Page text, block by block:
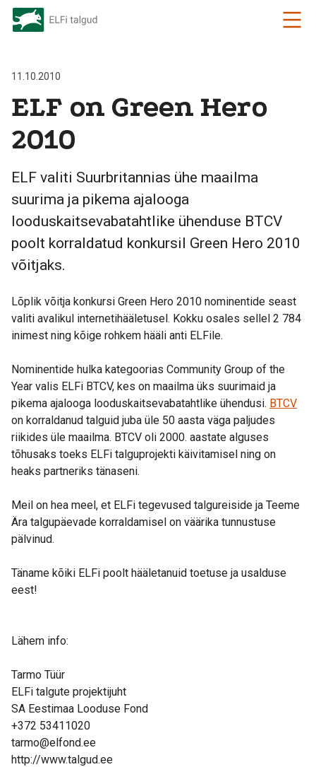
11.10.2010
ELF on Green Hero
2010
ELF valiti Suurbritannias ühe maailma
suurima ja pikema ajalooga
looduskaitsevabatahtlike ühenduse BTCV
poolt korraldatud konkursil Green Hero 2010
võitjaks.
Lõplik võitja konkursi Green Hero 2010 nominentide seast
valiti avalikul internetihääletusel. Kokku osales sellel 2 784
inimest ning kõige rohkem hääli anti ELFile.
Nominentide hulka kategoorias Community Group of the
Year valis ELFi BTCV, kes on maailma üks suurimaid ja
pikema ajalooga looduskaitsevabatahtlike ühendusi. BTCV
on korraldanud talguid juba üle 50 aasta väga paljudes
riikides üle maailma. BTCV oli 2000. aastate alguses
tõhusaks toeks ELFi talguprojekti käivitamisel ning on
heaks partneriks tänaseni.
Meil on hea meel, et ELFi tegevused talgureiside ja Teeme
Ära talgupäevade korraldamisel on väärika tunnustuse
pälvinud.
Täname kõiki ELFi poolt hääletanuid toetuse ja usalduse
eest!
Lähem info:
Tarmo Tüür
ELFi talgute projektijuht
SA Eestimaa Looduse Fond
+372 53411020
tarmo@elfond.ee
http://www.talgud.ee